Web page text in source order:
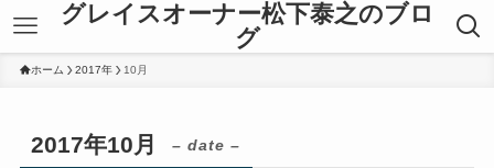
グレイスオーナー松下泰之のブロ
グ
ホーム 2017年 10月
2017年10月 – date –